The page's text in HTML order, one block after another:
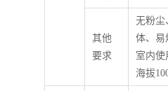
其他
要求
无粉尘
体、易
室内使
海拔